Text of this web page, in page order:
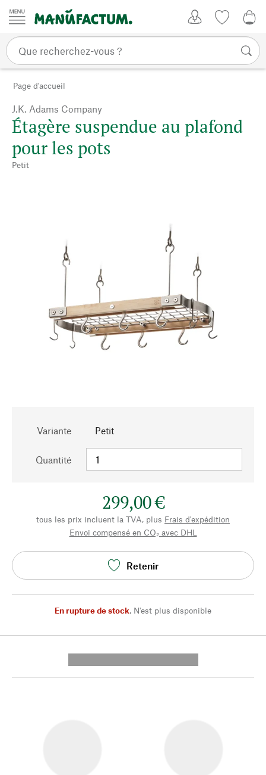
Passer au contenu
Page d'accueil
J.K. Adams Company
Étagère suspendue au plafond
pour les pots
Petit
Variante Petit
Quantité
299,00 €
tous les prix incluent la TVA, plus Frais d'expédition
Envoi compensé en CO₂ avec DHL
Retenir
En rupture de stock, N'est plus disponible